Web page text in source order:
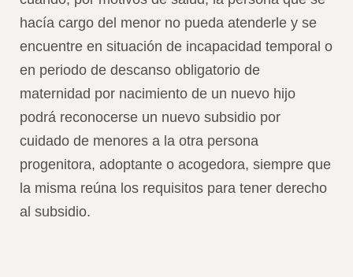
hacía cargo del menor no pueda atenderle y se
encuentre en situación de incapacidad temporal o
en periodo de descanso obligatorio de
maternidad por nacimiento de un nuevo hijo
podrá reconocerse un nuevo subsidio por
cuidado de menores a la otra persona
progenitora, adoptante o acogedora, siempre que
la misma reúna los requisitos para tener derecho
al subsidio.